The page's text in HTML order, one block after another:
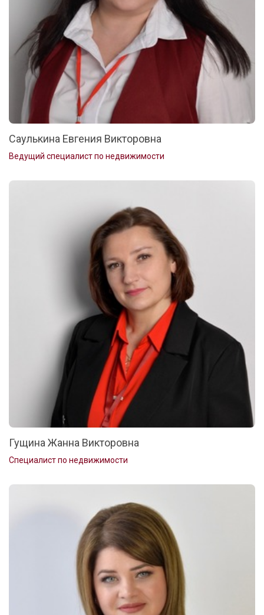
Саулькина Евгения Викторовна
Ведущий специалист по недвижимости
Гущина Жанна Викторовна
Специалист по недвижимости